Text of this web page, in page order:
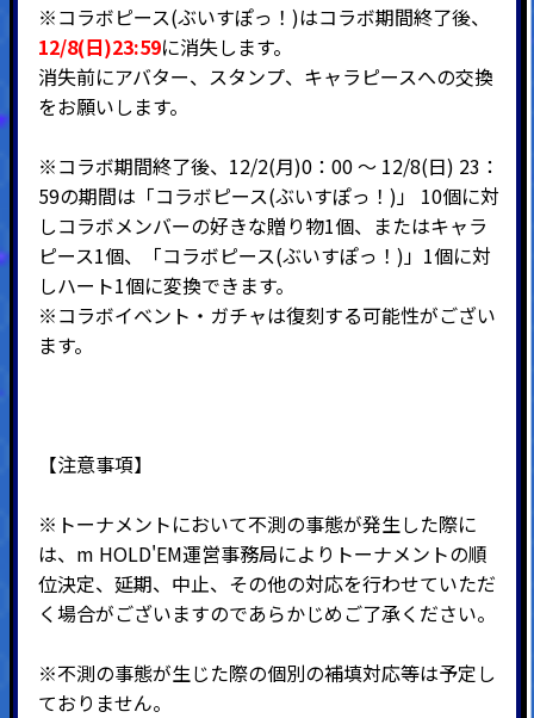
※コラボピース(ぶいすぽっ！)はコラボ期間終了後、
12/8(日)23:59に消失します。
消失前にアバター、スタンプ、キャラピースへの交換
をお願いします。
※コラボ期間終了後、12/2(月)0：00 ～ 12/8(日) 23：
59の期間は「コラボピース(ぶいすぽっ！)」 10個に対
しコラボメンバーの好きな贈り物1個、またはキャラ
ピース1個、「コラボピース(ぶいすぽっ！)」1個に対
しハート1個に変換できます。
※コラボイベント・ガチャは復刻する可能性がござい
ます。
【注意事項】
※トーナメントにおいて不測の事態が発生した際に
は、m HOLD'EM運営事務局によりトーナメントの順
位決定、延期、中止、その他の対応を行わせていただ
く場合がございますのであらかじめご了承ください。
※不測の事態が生じた際の個別の補填対応等は予定し
ておりません。